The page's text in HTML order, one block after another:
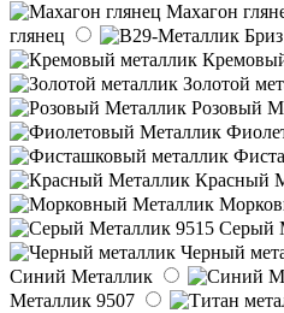
Махагон
глянец
Золотой
Розовый
Красный
Серый
Черный
Синий Металлик
Металлик 9507